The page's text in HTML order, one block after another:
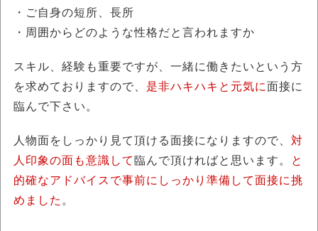
・ご自身の短所、長所
・周囲からどのような性格だと言われますか
スキル、経験も重要ですが、一緒に働きたいという方
を求めておりますので、 是非ハキハキと元気に面接に
臨んで下さい。
人物面をしっかり見て頂ける面接になりますので、 対
人印象の面も意識して 臨んで頂ければと思います。
と
的確なアドバイスで事前にしっかり準備して面接に挑
めました 。